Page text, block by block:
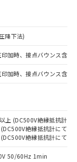
降下法)
加時、接点バウンス含ま
加時、接点バウンス含ま
上 (DC500V絶縁抵抗計に
絶縁抵抗計にて)
絶縁抵抗計にて)
50/60Hz 1min
意のうえ
事業取扱
標準価格
もので
中には、
商品もある
）の非含
定のある
物質）の
を出す予
物質）の
確認中の
物で、有
。
品として
合などや
国RoHSの
。
国RoHSの
す。